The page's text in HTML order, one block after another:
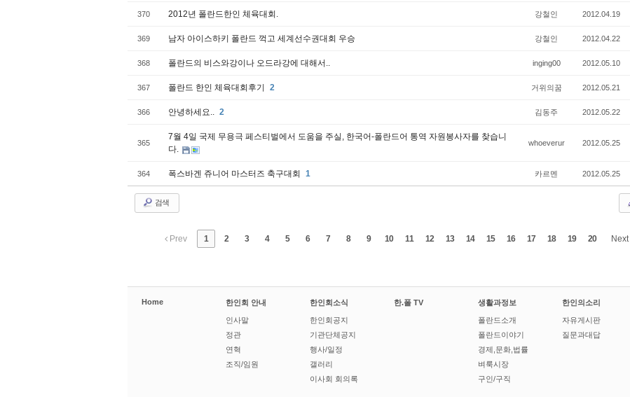
370 2012년 폴란드한인 체육대회. 강철인 2012.04.19
369 남자 아이스하키 폴란드 꺽고 세계선수권대회 우승 강철인 2012.04.22
368 폴란드의 비스와강이나 오드라강에 대해서.. inging00 2012.05.10
367 폴란드 한인 체육대회후기 2 거위의꿈 2012.05.21
366 안녕하세요.. 2 김동주 2012.05.22
365
7월 4일 국제 무용극 페스티벌에서 도움을 주실, 한국어-폴란드어 통역 자원봉사자를 찾습니
다.
whoeverur 2012.05.25
364 폭스바겐 쥬니어 마스터즈 축구대회 1 카르멘 2012.05.25
검색
Prev 1 2 3 4 5 6 7 8 9 10 11 12 13 14 15 16 17 18 19 20 Next
Home 한인회 안내
인사말
정관
연혁
조직/임원
한인회소식
한인회공지
기관단체공지
행사/일정
갤러리
이사회 회의록
한.폴 TV 생활과정보
폴란드소개
폴란드이야기
경제,문화,법률
벼룩시장
구인/구직
한인의소리
자유게시판
질문과대답